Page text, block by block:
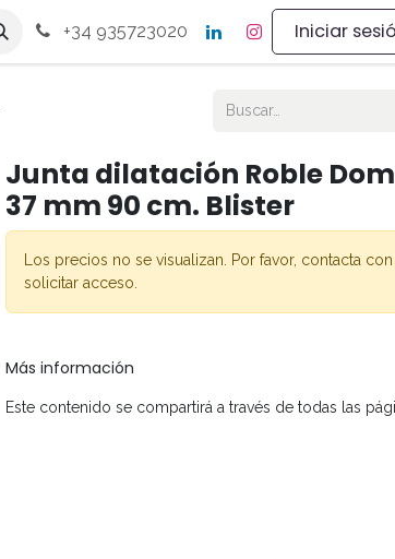
+34 935723020 Iniciar
Junta dilatación Roble
37 mm 90 cm. Blister
Los precios no se visualizan. Por favor, contacta
solicitar acceso.
Más información
Este contenido se compartirá a través de todas las